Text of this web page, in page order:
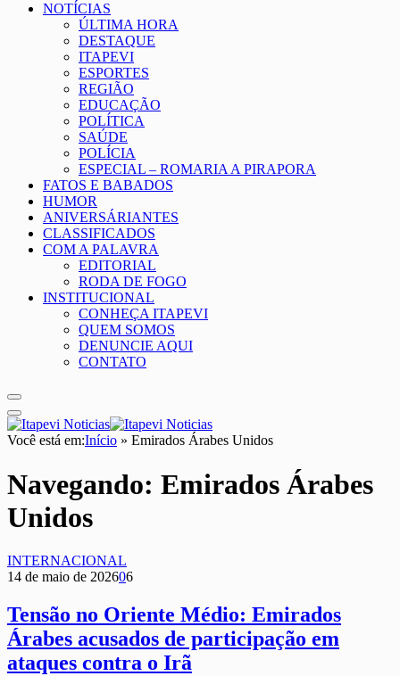
NOTÍCIAS
ÚLTIMA HORA
DESTAQUE
ITAPEVI
ESPORTES
REGIÃO
EDUCAÇÃO
POLÍTICA
SAÚDE
POLÍCIA
ESPECIAL – ROMARIA A PIRAPORA
FATOS E BABADOS
HUMOR
ANIVERSÁRIANTES
CLASSIFICADOS
COM A PALAVRA
EDITORIAL
RODA DE FOGO
INSTITUCIONAL
CONHEÇA ITAPEVI
QUEM SOMOS
DENUNCIE AQUI
CONTATO
Você está em:Início » Emirados Árabes Unidos
Navegando: Emirados Árabes
Unidos
INTERNACIONAL
14 de maio de 202606
Tensão no Oriente Médio: Emirados
Árabes acusados de participação em
ataques contra o Irã